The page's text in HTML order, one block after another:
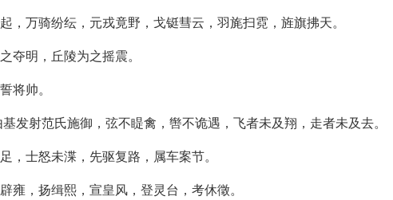
万骑纷纭，元戎竟野，戈铤彗云，羽旄扫霓，旌旗拂天。
夺明，丘陵为之摇震。
将帅。
发射范氏施御，弦不睼禽，辔不诡遇，飞者未及翔，走者未及去。
士怒未渫，先驱复路，属车案节。
，扬缉熙，宣皇风，登灵台，考休徵。